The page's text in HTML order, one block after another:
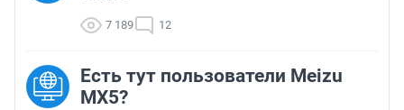
7 189 12
Есть тут пользователи Meizu
MX5?